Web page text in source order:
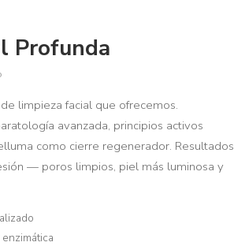
Profunda
limpieza facial que ofrecemos.
avanzada, principios activos
como cierre regenerador. Resultados
— poros limpios, piel más luminosa y